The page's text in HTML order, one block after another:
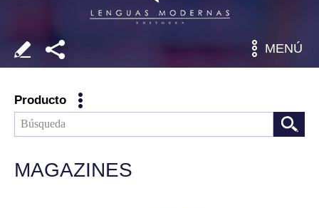
MENÚ
Producto
MAGAZINES